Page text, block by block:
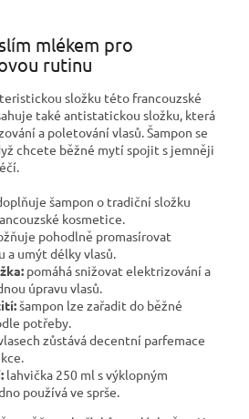
mlékem pro
rutinu
složku této francouzské
také antistatickou složku, která
a poletování vlasů. Šampon se
chcete běžné mytí spojit s jemněji
šampon o tradiční složku
kosmetice.
pohodlně promasírovat
a umýt délky vlasů.
pomáhá snižovat elektrizování a
úpravu vlasů.
šampon lze zařadit do běžné
potřeby.
zůstává decentní parfemace
lahvička 250 ml s výklopným
používá ve sprše.